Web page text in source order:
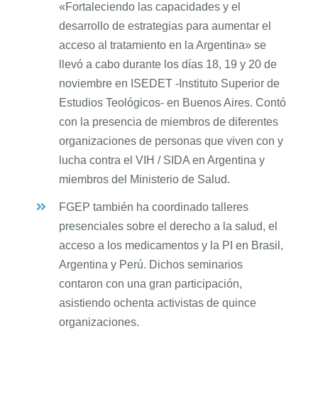
«Fortaleciendo las capacidades y el
desarrollo de estrategias para aumentar el
acceso al tratamiento en la Argentina» se
llevó a cabo durante los días 18, 19 y 20 de
noviembre en ISEDET -Instituto Superior de
Estudios Teológicos- en Buenos Aires. Contó
con la presencia de miembros de diferentes
organizaciones de personas que viven con y
lucha contra el VIH / SIDA en Argentina y
miembros del Ministerio de Salud.
FGEP también ha coordinado talleres
presenciales sobre el derecho a la salud, el
acceso a los medicamentos y la PI en Brasil,
Argentina y Perú. Dichos seminarios
contaron con una gran participación,
asistiendo ochenta activistas de quince
organizaciones.